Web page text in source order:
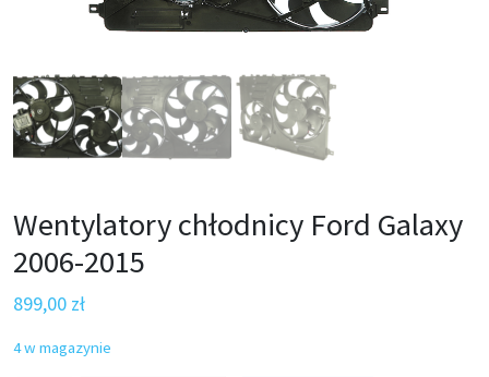
Wentylatory chłodnicy Ford Galaxy
2006-2015
899,00 zł
4 w magazynie